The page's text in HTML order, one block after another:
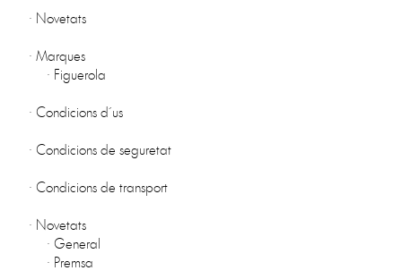
· Novetats
· Marques
· Figuerola
· Condicions d´us
· Condicions de seguretat
· Condicions de transport
· Novetats
· General
· Premsa